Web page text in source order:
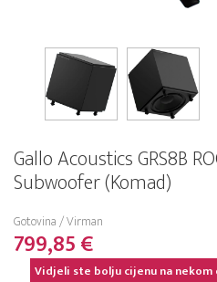
Gallo Acoustics GRS8B
Subwoofer (Komad)
Gotovina / Virman
799,85 €
Vidjeli ste bolju cijenu na